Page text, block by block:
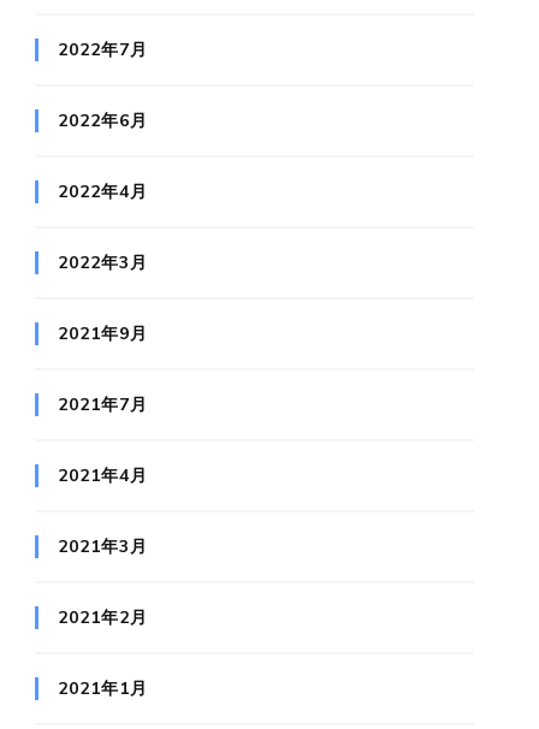
2022年7月
2022年6月
2022年4月
2022年3月
2021年9月
2021年7月
2021年4月
2021年3月
2021年2月
2021年1月